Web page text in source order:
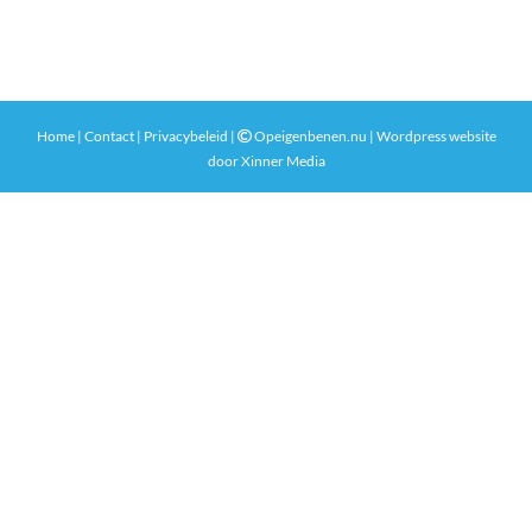
Home| Contact| Privacybeleid |
Opeigenbenen.nu | Wordpress website
doorXinner Media